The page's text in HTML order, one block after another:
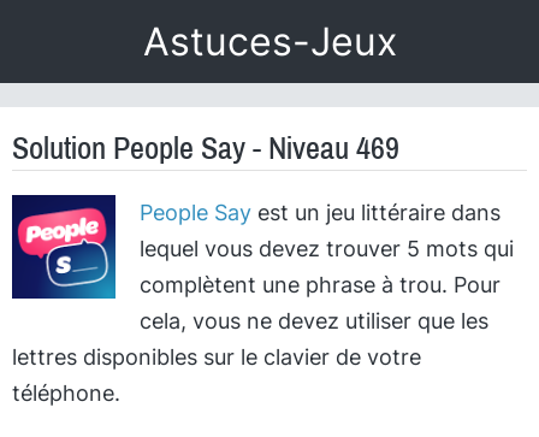
Astuces-Jeux
Solution People Say - Niveau 469
People Sayest un jeu littéraire dans
lequel vous devez trouver 5 mots qui
complètent une phrase à trou. Pour
cela, vous ne devez utiliser que les
lettres disponibles sur le clavier de votre
téléphone.